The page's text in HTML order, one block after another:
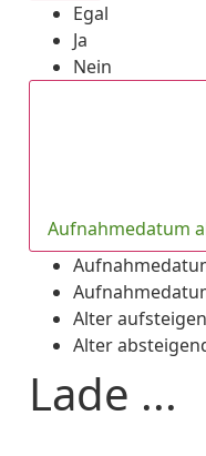
Egal
Ja
Nein
Aufnahmedatum
Alter
Alter
Lade ...